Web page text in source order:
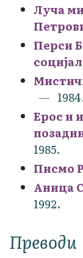
Луча
Перси
Ерос и
1985.
Писмо
Аница
1992.
Преводи